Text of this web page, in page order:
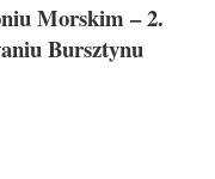
Morskim – 2.
Bursztynu